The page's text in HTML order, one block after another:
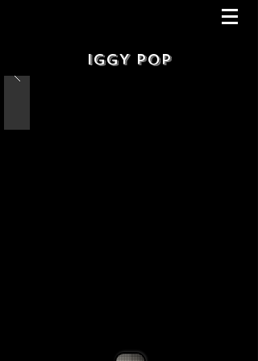
IGGY POP